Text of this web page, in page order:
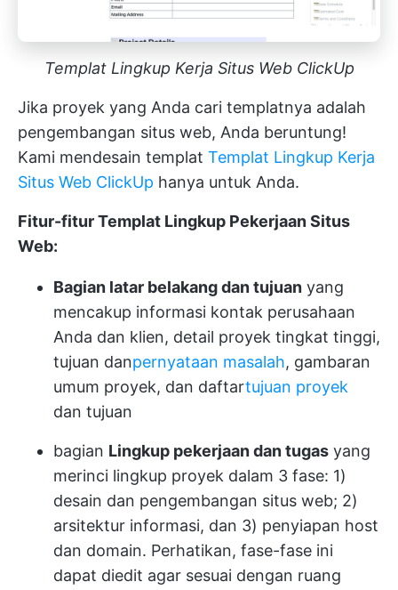
Templat Lingkup Kerja Situs Web ClickUp
Jika proyek yang Anda cari templatnya adalah
pengembangan situs web, Anda beruntung!
Kami mendesain templat Templat Lingkup Kerja
Situs Web ClickUp hanya untuk Anda.
Fitur-fitur Templat Lingkup Pekerjaan Situs
Web:
Bagian latar belakang dan tujuan yang
mencakup informasi kontak perusahaan
Anda dan klien, detail proyek tingkat tinggi,
tujuan danpernyataan masalah, gambaran
umum proyek, dan daftartujuan proyek
dan tujuan
bagian Lingkup pekerjaan dan tugas yang
merinci lingkup proyek dalam 3 fase: 1)
desain dan pengembangan situs web; 2)
arsitektur informasi, dan 3) penyiapan host
dan domain. Perhatikan, fase-fase ini
dapat diedit agar sesuai dengan ruang